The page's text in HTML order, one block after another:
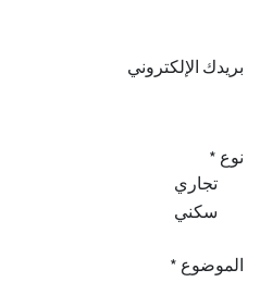
بريدك الإلكتروني
نوع *
تجاري
سكني
الموضوع *